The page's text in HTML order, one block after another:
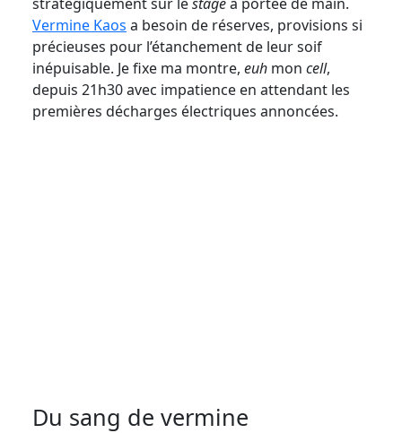
Vermine Kaos a besoin de réserves, provisions si
précieuses pour l’étanchement de leur soif
inépuisable. Je fixe ma montre, euh mon cell,
depuis 21h30 avec impatience en attendant les
premières décharges électriques annoncées.
Du sang de vermine